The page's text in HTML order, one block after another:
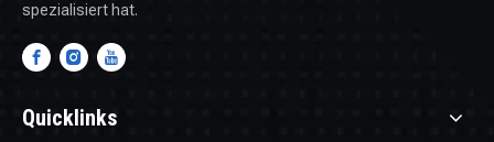
spezialisiert hat.
Quicklinks